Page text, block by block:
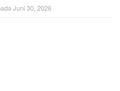
Juni 30, 2026